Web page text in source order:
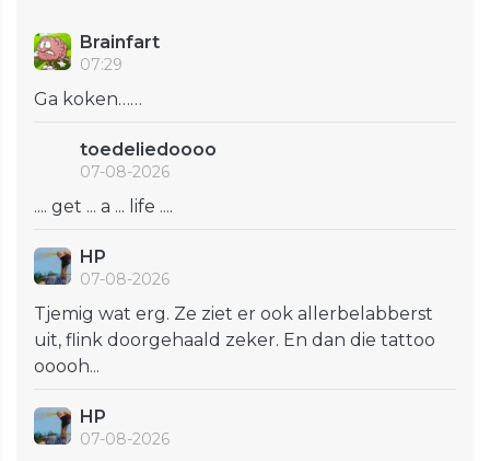
Brainfart
07:29
Ga koken……
toedeliedoooo
07-08-2026
.... get ... a ... life ....
HP
07-08-2026
Tjemig wat erg. Ze ziet er ook allerbelabberst
uit, flink doorgehaald zeker. En dan die tattoo
ooooh...
HP
07-08-2026